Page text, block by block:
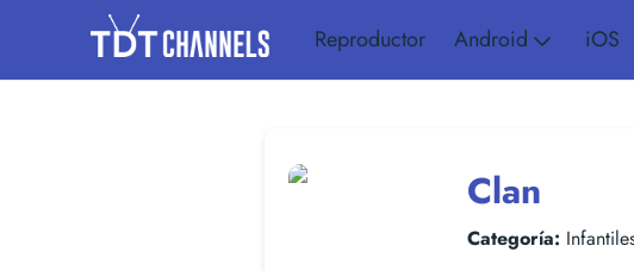
Reproductor Android iOS
Clan
Categoría: